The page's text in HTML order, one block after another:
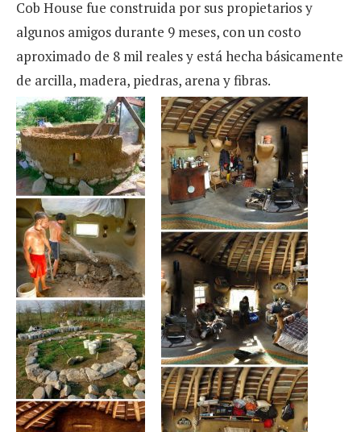
Cob House fue construida por sus propietarios y
algunos amigos durante 9 meses, con un costo
aproximado de 8 mil reales y está hecha básicamente
de arcilla, madera, piedras, arena y fibras.